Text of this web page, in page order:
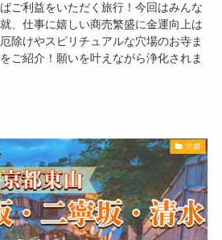
ご利益をいただく旅行！今回はみんな
、仕事に嬉しい商売繁盛に金運向上は
除けやスピリチュアルな穴場のお寺ま
ご紹介！願いを叶えながら浄化されま
京都